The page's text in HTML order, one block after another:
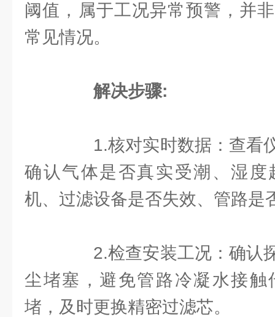
阈值，属于工况异常预警，并
常见情况。
解决步骤:
1.核对实时数据：查看
确认气体是否真实受潮、湿度
机、过滤设备是否失效、管路是
2.检查安装工况：确认
尘堵塞，避免管路冷凝水接触
堵，及时更换精密过滤芯。